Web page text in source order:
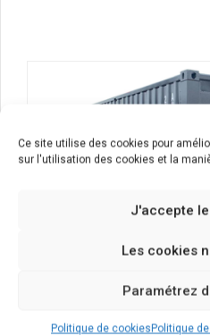
Ce site utilise des cookies pour
sur l'utilisation des cookies et la
J'accepte
Les cookies
Paramétrez
Politique de cookiesPolitique